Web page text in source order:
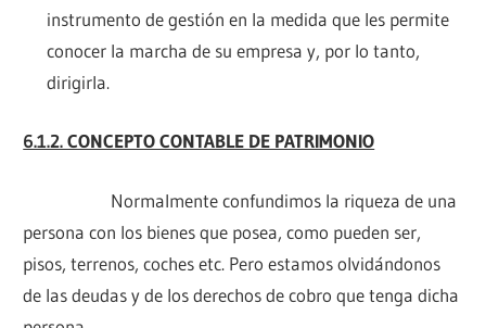
instrumento de gestión en la medida que les permite
conocer la marcha de su empresa y, por lo tanto,
dirigirla.
6.1.2. CONCEPTO CONTABLE DE PATRIMONIO
Normalmente confundimos la riqueza de una
persona con los bienes que posea, como pueden ser,
pisos, terrenos, coches etc. Pero estamos olvidándonos
de las deudas y de los derechos de cobro que tenga dicha